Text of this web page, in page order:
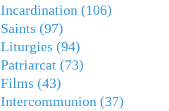
Incardination (106)
Saints (97)
Liturgies (94)
Patriarcat (73)
Films (43)
Intercommunion (37)